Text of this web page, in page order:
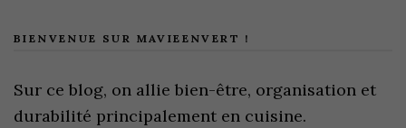
BIENVENUE SUR MAVIEENVERT !
Sur ce blog, on allie bien-être, organisation et
durabilité principalement en cuisine.